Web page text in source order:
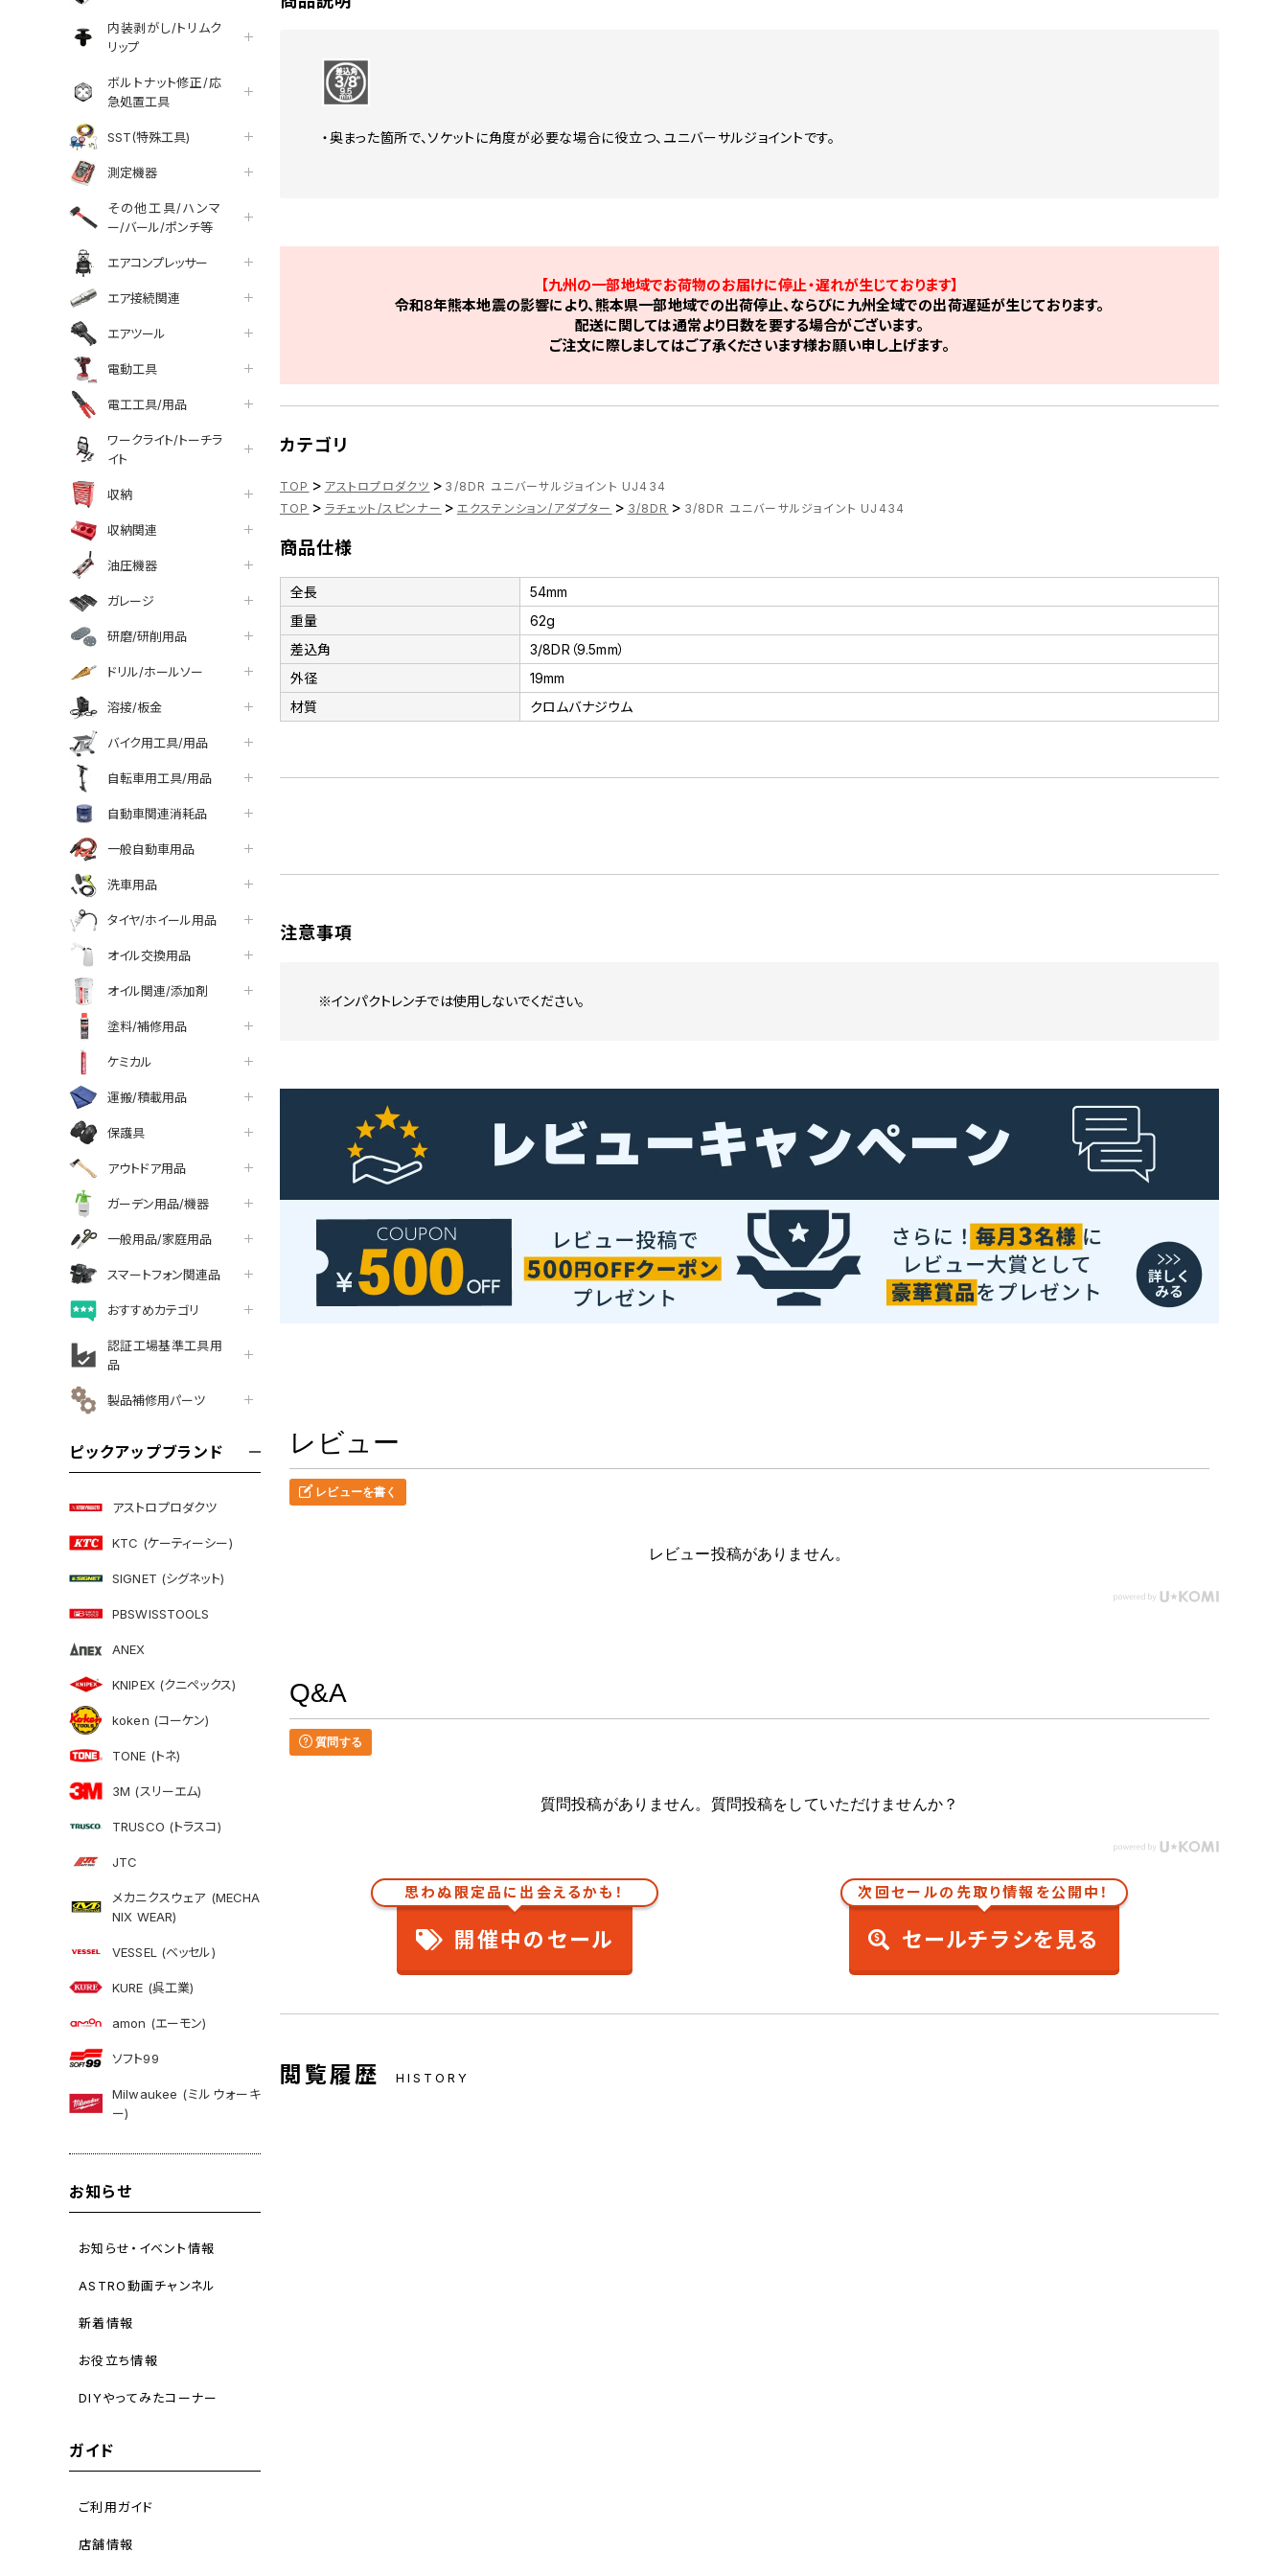
内装剥がし/トリムク
リップ
ボルトナット修正/応
急処置工具
SST(特殊工具)
測定機器
その他工具/ハンマ
ー/バール/ポンチ等
エアコンプレッサー
エア接続関連
エアツール
電動工具
電工工具/用品
ワークライト/トーチラ
イト
収納
収納関連
油圧機器
ガレージ
研磨/研削用品
ドリル/ホールソー
溶接/板金
バイク用工具/用品
自転車用工具/用品
自動車関連消耗品
一般自動車用品
洗車用品
タイヤ/ホイール用品
オイル交換用品
オイル関連/添加剤
塗料/補修用品
ケミカル
運搬/積載用品
保護具
アウトドア用品
ガーデン用品/機器
一般用品/家庭用品
スマートフォン関連品
おすすめカテゴリ
認証工場基準工具用
品
製品補修用パーツ
ピックアップブランド
アストロプロダクツ
KTC (ケーティーシー)
SIGNET (シグネット)
PBSWISSTOOLS
ANEX
KNIPEX (クニペックス)
koken (コーケン)
TONE (トネ)
3M (スリーエム)
TRUSCO (トラスコ)
JTC
メカニクスウェア (MECHA
NIX WEAR)
VESSEL (ベッセル)
KURE (呉工業)
amon (エーモン)
ソフト99
Milwaukee (ミルウォーキ
ー)
お知らせ
お知らせ・イベント情報
ASTRO動画チャンネル
新着情報
お役立ち情報
DIYやってみたコーナー
ガイド
ご利用ガイド
店舗情報
・奥まった箇所で、ソケットに角度が必要な場合に役立つ、ユニバーサルジョイントです。
【九州の一部地域でお荷物のお届けに停止・遅れが生じております】
令和8年熊本地震の影響により、熊本県一部地域での出荷停止、ならびに九州全域での出荷遅延が生じております。
配送に関しては通常より日数を要する場合がございます。
ご注文に際しましてはご了承くださいます様お願い申し上げます。
カテゴリ
TOP > アストロプロダクツ > 3/8DR ユニバーサルジョイント UJ434
TOP > ラチェット/スピンナー > エクステンション/アダプター > 3/8DR > 3/8DR ユニバーサルジョイント UJ434
商品仕様
全長
54mm
重量
62g
差込角
3/8DR（9.5mm）
外径
19mm
材質
クロムバナジウム
注意事項
※インパクトレンチでは使用しないでください。
レビュー
レビューを書く
レビュー投稿がありません。
Q&A
質問する
質問投稿がありません。質問投稿をしていただけませんか？
思わぬ限定品に出会えるかも！
開催中のセール
次回セールの先取り情報を公開中！
セールチラシを見る
閲覧履歴 HISTORY